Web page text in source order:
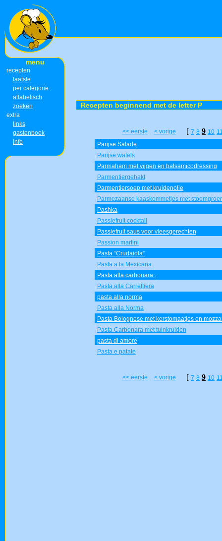
menu
recepten
laatste
per categorie
alfabetisch
zoeken
extra
links
gastenboek
info
Recepten beginnend met de letter P
<< eerste < vorige [ 7 8 9 10
Parijse Salade
Parijse wafels
Parmaham met vijgen en balsamicodressing
Parmentiergehakt
Parmentiersoep met kruidenolie
Parmezaanse kaaskommetjes met
Pashka
Passiefruit cocktail
Passiefruit saus voor vleesgerechten
Passion martini
Pasta “Crudaiola”
Pasta a la Mexicana
Pasta alla carbonara :
Pasta alla Carrettiera
pasta alla norma
Pasta alla Norma
Pasta Bolognese met kerstomaatjes en
Pasta Carbonara met tuinkruiden
pasta di amore
Pasta e patate
<< eerste < vorige [ 7 8 9 10